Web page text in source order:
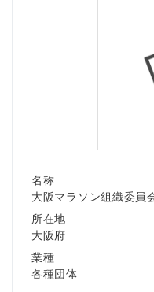
名称
大阪マラソン組織委員
所在地
大阪府
業種
各種団体